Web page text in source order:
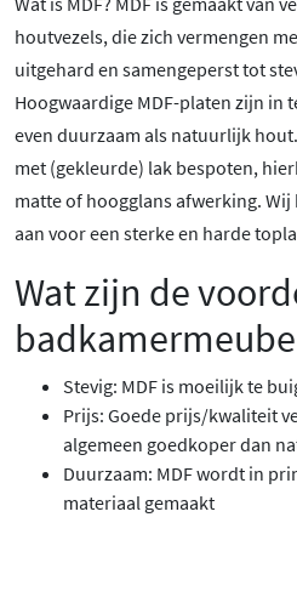
houtvezels, die zich vermengen
uitgehard en samengeperst tot
Hoogwaardige MDF-platen zijn in
even duurzaam als natuurlijk
met (gekleurde) lak bespoten,
matte of hoogglans afwerking.
aan voor een sterke en harde
Wat zijn de
Stevig: MDF is moeilijk te
Prijs: Goede prijs/kwaliteit
algemeen goedkoper dan
Duurzaam: MDF wordt in
materiaal gemaakt